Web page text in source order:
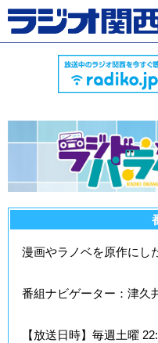
漫画やラノベを原作にし
番組ナビゲーター：津久
【放送日時】毎週土曜